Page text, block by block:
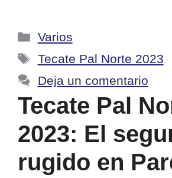
Categorías
Varios
Etiquetas
Tecate Pal Norte 2023
Deja un comentario
Tecate Pal
2023: El
rugido en